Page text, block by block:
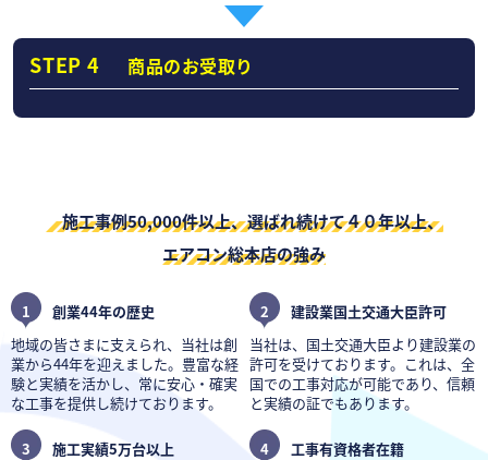
STEP 4 商品のお受取り
施工事例50,000件以上、選ばれ続けて４０年以上、
エアコン総本店の強み
1
創業44年の歴史
地域の皆さまに支えられ、当社は創
業から44年を迎えました。豊富な経
験と実績を活かし、常に安心・確実
な工事を提供し続けております。
2
建設業国土交通大臣許可
当社は、国土交通大臣より建設業の
許可を受けております。これは、全
国での工事対応が可能であり、信頼
と実績の証でもあります。
3
施工実績5万台以上
4
工事有資格者在籍